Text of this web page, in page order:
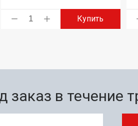
Купить
заказ в течение